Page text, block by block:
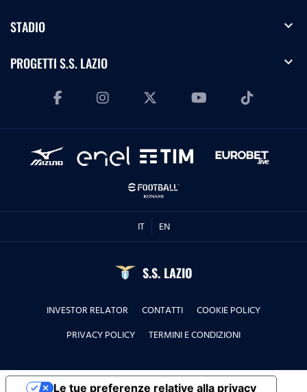
Le interviste del Lazio Summer Camp del 'Green
'La Lepre e la tartaruga' - La squadra Speciale
24.06.26
Stagione 2 | Puntata 33
interviste dei protagonisti prima e dopo la sfida
contro il Real Madrid, ma non solo....
10.06.26
STADIO expand_more
PROGETTI S.S. LAZIO expand_more
IT EN
S.S. LAZIO
INVESTOR RELATOR CONTATTI
COOKIE POLICY
PRIVACY POLICY
TERMINI E CONDIZIONI
Le tue preferenze relative alla privacy